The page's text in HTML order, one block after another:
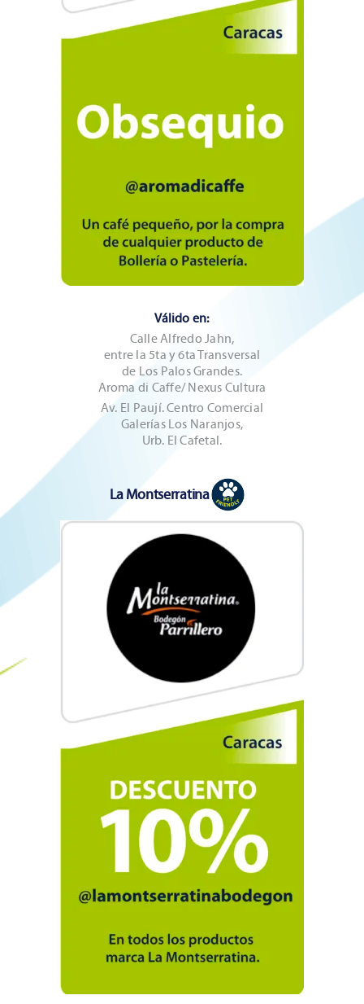
Válido en:
Calle Alfredo Jahn,
entre la 5ta y 6ta Transversal
de Los Palos Grandes.
Aroma di Caffe/ Nexus Cultura
Av. El Paují. Centro Comercial
Galerías Los Naranjos,
Urb. El Cafetal.
La Montserratina